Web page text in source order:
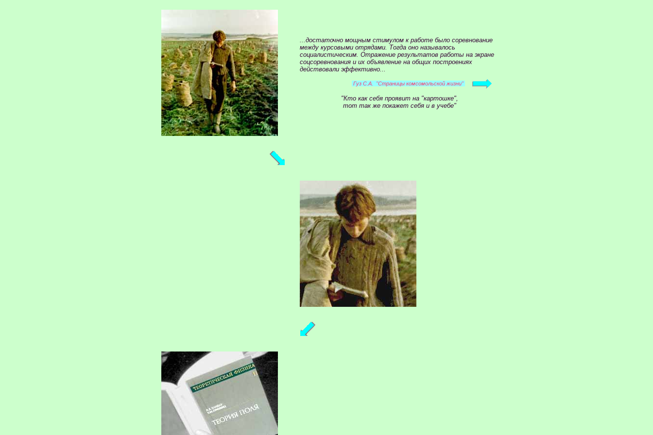
...достаточно мощным стимулом к работе было соревнование
между курсовыми отрядами. Тогда оно называлось
социалистическим. Отражение результатов работы на экране
соцсоревнования и их объявление на общих построениях
действовали эффективно...
Гуз С.А. "Страницы комсомольской жизни"
"Кто как себя проявит на "картошке",
тот так же покажет себя и в учебе"